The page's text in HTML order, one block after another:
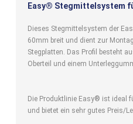
Easy® Stegmittelsystem
Dieses Stegmittelsystem der
60mm breit und dient zur
Stegplatten. Das Profil besteht
Oberteil und einem
Die Produktlinie Easy® ist ideal
und bietet ein sehr gutes Preis/